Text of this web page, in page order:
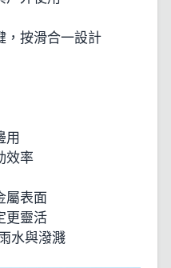
，按滑合一設計
用
效率
屬表面
更靈活
水與潑濺